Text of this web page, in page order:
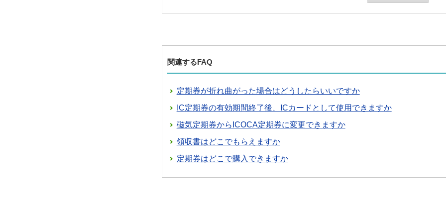
関連するFAQ
定期券が折れ曲がった場合はどうしたらいいですか
IC定期券の有効期間終了後、ICカードとして使用できますか
磁気定期券からICOCA定期券に変更できますか
領収書はどこでもらえますか
定期券はどこで購入できますか